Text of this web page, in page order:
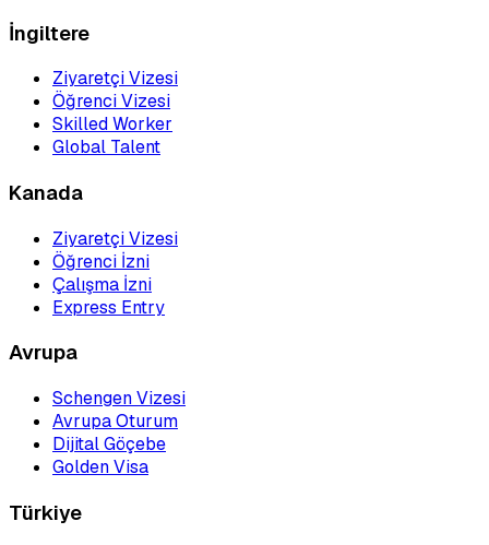
İngiltere
Ziyaretçi Vizesi
Öğrenci Vizesi
Skilled Worker
Global Talent
Kanada
Ziyaretçi Vizesi
Öğrenci İzni
Çalışma İzni
Express Entry
Avrupa
Schengen Vizesi
Avrupa Oturum
Dijital Göçebe
Golden Visa
Türkiye